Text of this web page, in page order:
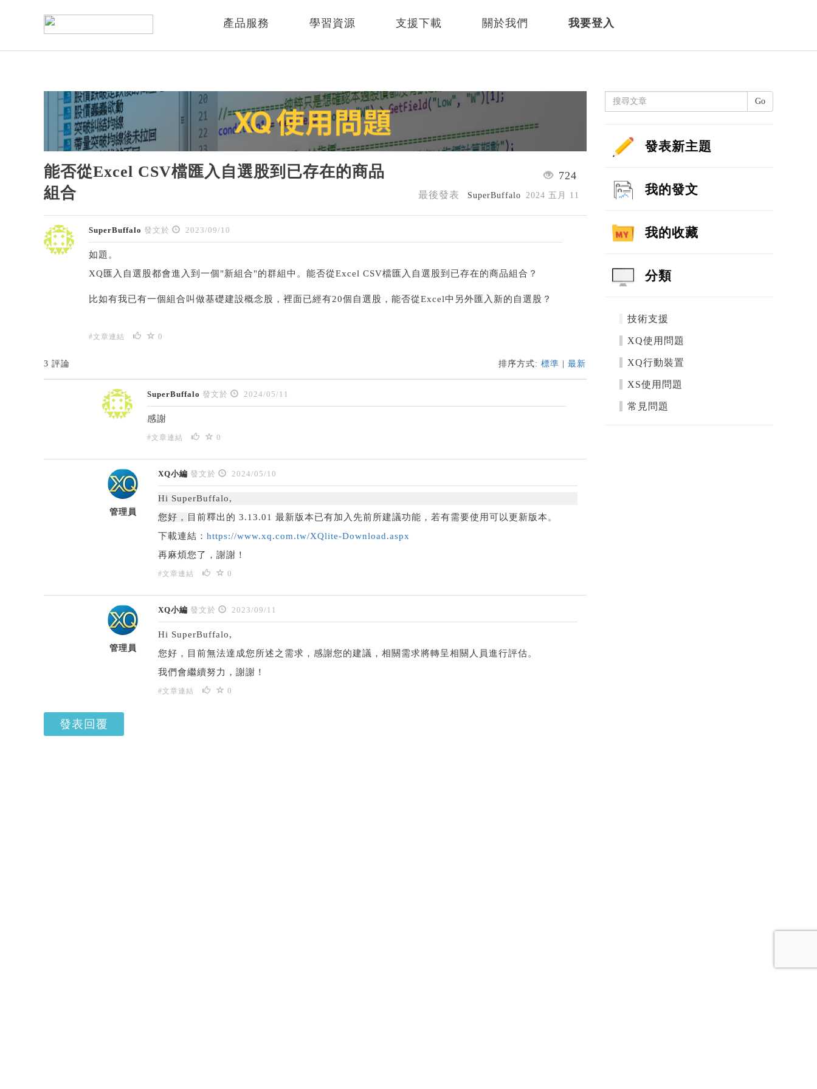
產品服務 學習資源 支援下載 關於我們 我要登入
能否從Excel CSV檔匯入自選股到已存在的商品
組合
724
最後發表 SuperBuffalo 2024 五月 11
SuperBuffalo 發文於 2023/09/10
如題。
XQ匯入自選股都會進入到一個"新組合"的群組中。能否從Excel CSV檔匯入自選股到已存在的商品組合？
比如有我已有一個組合叫做基礎建設概念股，裡面已經有20個自選股，能否從Excel中另外匯入新的自選股？
#文章連結 0
3 評論 排序方式:標準 |最新
SuperBuffalo 發文於 2024/05/11
感謝
#文章連結 0
管理員
XQ小編 發文於 2024/05/10
Hi SuperBuffalo,
您好，
目前釋出的 3.13.01 最新版本已有加入先前所建議功能，若有需要使用可以更新版本。
下載連結：https://www.xq.com.tw/XQlite-Download.aspx
再麻煩您了，謝謝！
#文章連結 0
管理員
XQ小編 發文於 2023/09/11
Hi SuperBuffalo,
您好，目前無法達成您所述之需求，感謝您的建議，相關需求將轉呈相關人員進行評估。
我們會繼續努力，謝謝！
#文章連結 0
發表回覆
Go
發表新主題
我的發文
我的收藏
分類
技術支援
XQ使用問題
XQ行動裝置
XS使用問題
常見問題